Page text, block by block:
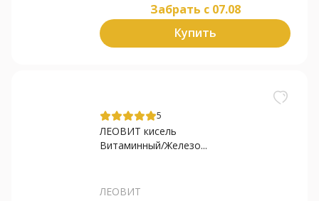
Забрать c 07.08
Купить
5
ЛЕОВИТ кисель
Витаминный/Железо...
ЛЕОВИТ